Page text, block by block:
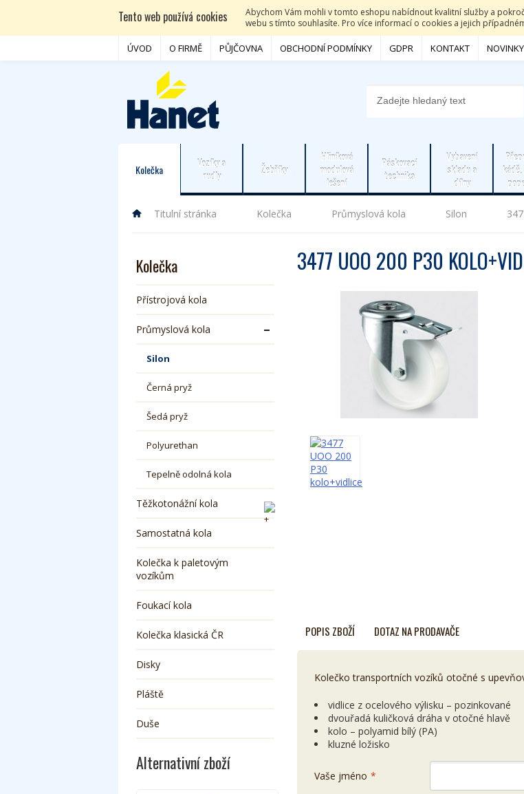
Tento web používá cookies
Abychom Vám mohli v tomto eshopu nabídnout kvalitní služby a
webu s tímto souhlasíte. Pro více informací o cookies a jejich
ÚVOD O FIRMĚ PŮJČOVNA OBCHODNÍ PODMÍNKY GDPR KONTAKT NOVINKY
Kolečka
Vozíky a
rudly
Žebříky
Hliníková
modulová
lešení
Páskovací
technika
Vybavení
skladu a
dílny
Titulní stránka Kolečka Průmyslová kola Silon
3477 UOO 200 P30
POPIS ZBOŽÍ DOTAZ NA PRODAVAČE
Kolečko transportních vozíků otočné s
vidlice z ocelového výlisku – pozinkované
dvouřadá kuličková dráha v otočné hlavě
kolo – polyamid bílý (PA)
kluzné ložisko
Vaše jméno *
Kolečka
Přístrojová kola
Průmyslová kola
Silon
Černá pryž
Šedá pryž
Polyurethan
Tepelně odolná kola
Těžkotonážní kola
Samostatná kola
Kolečka k paletovým
vozíkům
Foukací kola
Kolečka klasická ČR
Disky
Pláště
Duše
Alternativní zboží